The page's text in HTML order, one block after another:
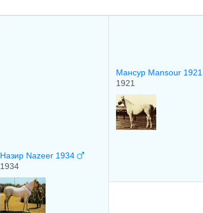
Назир Nazeer 1934
1934
Мансур Mansour 1921
1921